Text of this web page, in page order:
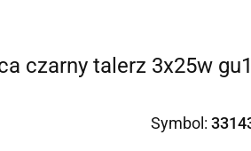
czarny talerz 3x25w
Symbol: